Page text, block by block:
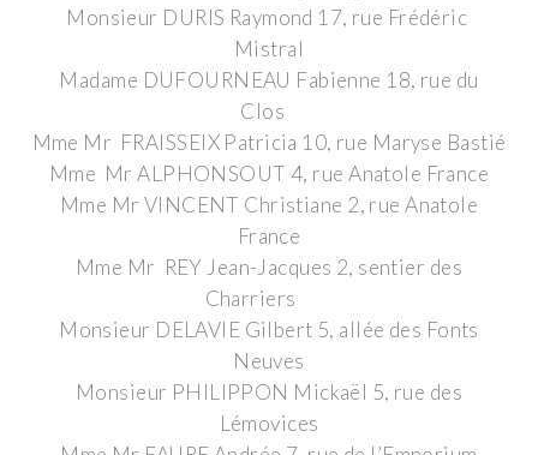
Monsieur DURIS Raymond 17, rue Frédéric
Mistral
Madame DUFOURNEAU Fabienne 18, rue du
Clos
Mme Mr FRAISSEIX Patricia 10, rue Maryse Bastié
Mme Mr ALPHONSOUT 4, rue Anatole France
Mme Mr VINCENT Christiane 2, rue Anatole
France
Mme Mr REY Jean-Jacques 2, sentier des
Charriers
Monsieur DELAVIE Gilbert 5, allée des Fonts
Neuves
Monsieur PHILIPPON Mickaël 5, rue des
Lémovices